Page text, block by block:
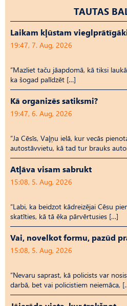
TAUTAS
Laikam kļūstam
19:47, 7. Aug, 2026
“Mazliet taču jāapdomā, kā tiksi
ka šogad palīdzēt […]
Kā organizēs satiksmi?
19:47, 6. Aug, 2026
“Ja Cēsīs, Vaļņu ielā, kur vecās
autostāvvietu, kā tad tur brauks
Atļāva visam sabrukt
15:08, 5. Aug, 2026
“Labi, ka beidzot kādreizējai Cēsu
skatīties, kā tā ēka pārvērtusies […]
Vai, novelkot formu, pazūd
15:08, 5. Aug, 2026
“Nevaru saprast, kā policists var
darbā, bet vai policistiem neiemāca,